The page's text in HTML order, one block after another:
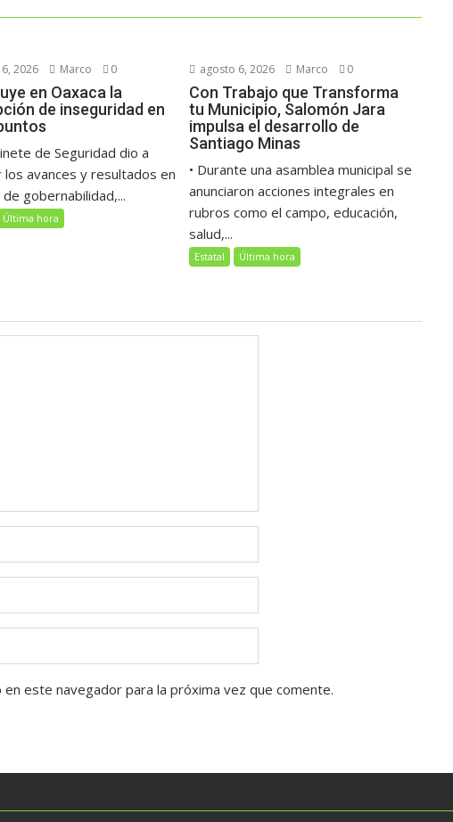
2026 Marco 0
en Oaxaca la
de inseguridad en
de Seguridad dio a
los avances y resultados en
gobernabilidad,...
Última hora
agosto 6, 2026 Marco 0
Con Trabajo que Transforma
tu Municipio, Salomón Jara
impulsa el desarrollo de
Santiago Minas
• Durante una asamblea municipal se
anunciaron acciones integrales en
rubros como el campo, educación,
salud,...
Estatal Última hora
este navegador para la próxima vez que comente.